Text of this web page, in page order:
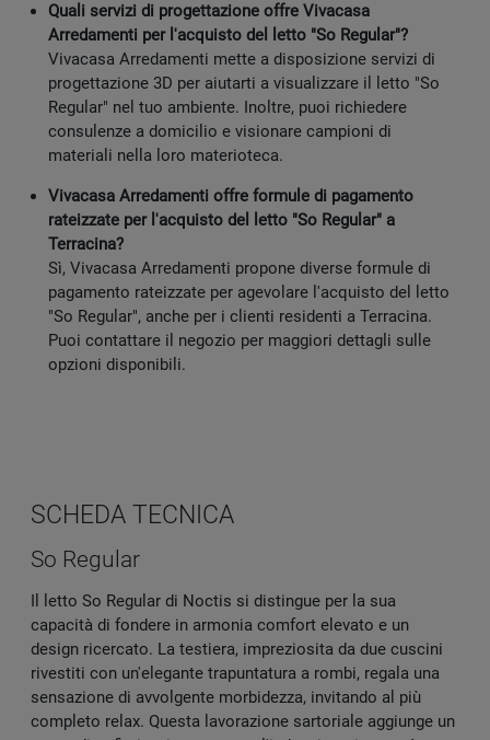
Quali servizi di progettazione offre Vivacasa
Arredamenti per l'acquisto del letto "So Regular"?
Vivacasa Arredamenti mette a disposizione servizi di
progettazione 3D per aiutarti a visualizzare il letto "So
Regular" nel tuo ambiente. Inoltre, puoi richiedere
consulenze a domicilio e visionare campioni di
materiali nella loro materioteca.
Vivacasa Arredamenti offre formule di pagamento
rateizzate per l'acquisto del letto "So Regular" a
Terracina?
Sì, Vivacasa Arredamenti propone diverse formule di
pagamento rateizzate per agevolare l'acquisto del letto
"So Regular", anche per i clienti residenti a Terracina.
Puoi contattare il negozio per maggiori dettagli sulle
opzioni disponibili.
SCHEDA TECNICA
So Regular
Il letto So Regular di Noctis si distingue per la sua
capacità di fondere in armonia comfort elevato e un
design ricercato. La testiera, impreziosita da due cuscini
rivestiti con un'elegante trapuntatura a rombi, regala una
sensazione di avvolgente morbidezza, invitando al più
completo relax. Questa lavorazione sartoriale aggiunge un